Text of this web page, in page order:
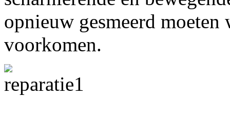
opnieuw gesmeerd
voorkomen.